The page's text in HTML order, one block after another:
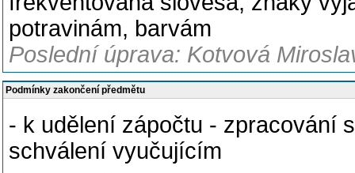
potravinám, barvám
Poslední úprava: Kotvová
Podmínky zakončení předmětu
- k udělení zápočtu - zpracování
schválení vyučujícím